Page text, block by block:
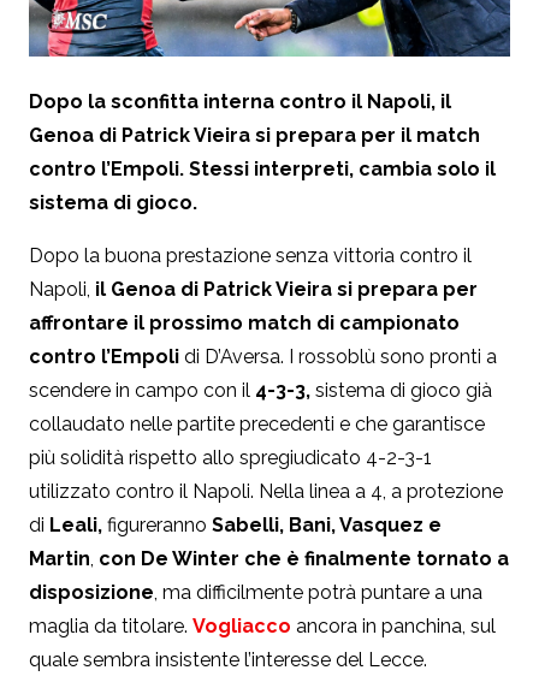
Dopo la sconfitta interna contro il Napoli, il
Genoa di Patrick Vieira si prepara per il match
contro l’Empoli. Stessi interpreti, cambia solo il
sistema di gioco.
Dopo la buona prestazione senza vittoria contro il
Napoli, il Genoa di Patrick Vieira si prepara per
affrontare il prossimo match di campionato
contro l’Empoli di D’Aversa. I rossoblù sono pronti a
scendere in campo con il 4-3-3, sistema di gioco già
collaudato nelle partite precedenti e che garantisce
più solidità rispetto allo spregiudicato 4-2-3-1
utilizzato contro il Napoli. Nella linea a 4, a protezione
di Leali, figureranno Sabelli, Bani, Vasquez e
Martin, con De Winter che è finalmente tornato a
disposizione, ma difficilmente potrà puntare a una
maglia da titolare. Vogliacco ancora in panchina, sul
quale sembra insistente l’interesse del Lecce.